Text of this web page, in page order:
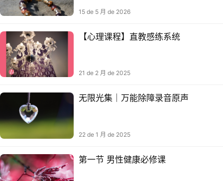
15 de 5 月 de 2026
【心理课程】直教感‬练系统
21 de 2 月 de 2025
无限光集｜万能除障录音原声
22 de 1 月 de 2025
第一节 男性健康必修课